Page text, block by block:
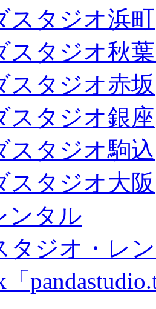
スタジオ浜町
スタジオ秋
スタジオ赤坂
スタジオ銀座
スタジオ駒込
スタジオ大阪
ンタル
タジオ・レ
「